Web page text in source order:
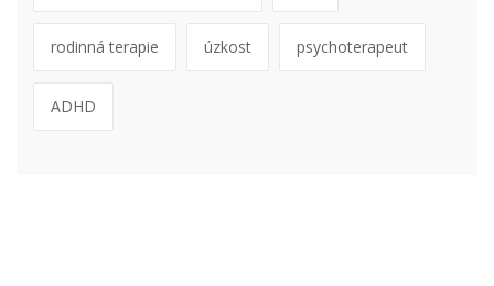
rodinná terapie úzkost psychoterapeut
ADHD